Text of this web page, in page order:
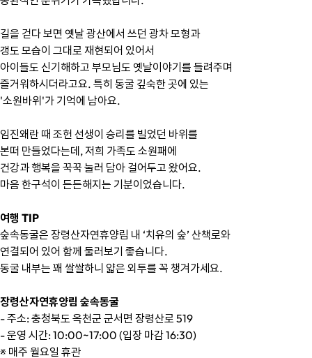
길을 걷다 보면 옛날 광산에서 쓰던 광차 모형과
갱도 모습이 그대로 재현되어 있어서
아이들도 신기해하고 부모님도 옛날이야기를 들려주며
즐거워하시더라고요. 특히 동굴 깊숙한 곳에 있는
'소원바위'가 기억에 남아요.
임진왜란 때 조헌 선생이 승리를 빌었던 바위를
본떠 만들었다는데, 저희 가족도 소원패에
건강과 행복을 꾹꾹 눌러 담아 걸어두고 왔어요.
마음 한구석이 든든해지는 기분이었습니다.
여행 TIP
숲속동굴은 장령산자연휴양림 내 ‘치유의 숲’ 산책로와
연결되어 있어 함께 둘러보기 좋습니다.
동굴 내부는 꽤 쌀쌀하니 얇은 외투를 꼭 챙겨가세요.
장령산자연휴양림 숲속동굴
- 주소: 충청북도 옥천군 군서면 장령산로 519
- 운영 시간: 10:00~17:00 (입장 마감 16:30)
※ 매주 월요일 휴관